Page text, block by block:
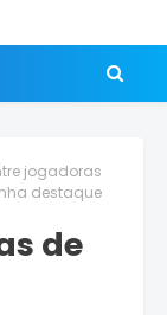
jogadoras
destaque
de